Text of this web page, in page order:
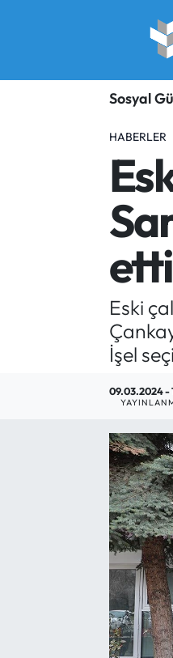
Sosyal
HABERLER
Eski
İşel
09.03.2024 -
SORU-CEVAP
İş Fırsatları
Yargı Kararları
Araştırma-Rapor
Trafik Durumu
Süper Lig Puan
Tüm Manşetler
Son Dakika
Haber Arşivi